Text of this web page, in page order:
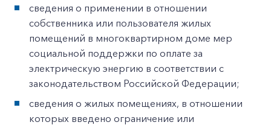
сведения о применении в отношении
собственника или пользователя жилых
помещений в многоквартирном доме мер
социальной поддержки по оплате за
электрическую энергию в соответствии с
законодательством Российской Федерации;
сведения о жилых помещениях, в отношении
которых введено ограничение или